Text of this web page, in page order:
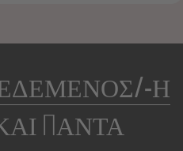
Η
ΠΑΝΤΑ